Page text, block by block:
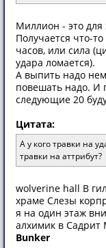
Миллион - это для
Получается что-
часов, или сила
удара ломается).
А выпить надо
повешать надо. И
следующие 20
Цитата:
А у кого травки на
травки на аттрибут?
wolverine hall В
храме Слезы
я на один этаж
алхимик в Садрит
Bunker